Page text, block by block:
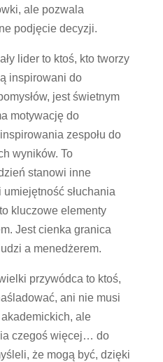
ale pozwala
podjęcie decyzji.
lider to ktoś, kto tworzy
inspirowani do
jest świetnym
motywację do
zespołu do
wyników. To
stanowi inne
słuchania
kluczowe elementy
Jest cienka granica
a menedżerem.
przywódca to ktoś,
ani nie musi
ale
czegoś więcej… do
że mogą być, dzięki